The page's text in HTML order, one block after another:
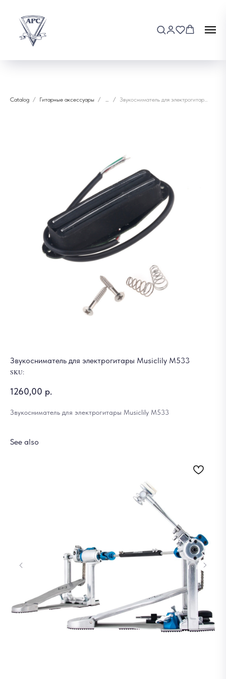
Catalog Гитарные аксессуары ... Звукосниматель для электрогитары Musiclily M533
Звукосниматель для электрогитары Musiclily M533
SKU:
1260,00 р.
Звукосниматель для электрогитары Musiclily M533
See also